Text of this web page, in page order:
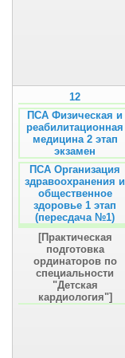
12
ПСА Физическая и
реабилитационная
медицина 2 этап
экзамен
ПСА Организация
здравоохранения и
общественное
здоровье 1 этап
(пересдача №1)
[Практическая
подготовка
ординаторов по
специальности
"Детская
кардиология"]